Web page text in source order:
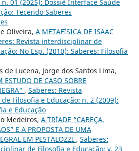
n. 01 (2025): Dossiê Interface Saúde
Tecendo Saberes
Oliveira, A METAFÍSICA DE ISAAC
Revista interdisciplinar de
No Esp. (2010): Saberes: Filosofia
de Lucena, Jorge dos Santos Lima,
ESTUDO DE CASO SOBRE
, Saberes: Revista
Filosofia e Educação: n. 2 (2009):
e Educação
Medeiros, A TRÍADE “CABEÇA,
E A PROPOSTA DE UMA
EM PESTALOZZI , Saberes:
de Filosofia e Educação: v. 23